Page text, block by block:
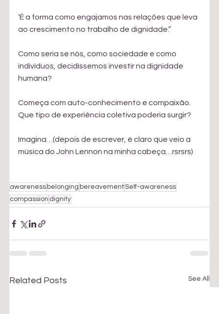
‘É a forma como engajamos nas relações que leva
ao crescimento no trabalho de dignidade.”
Como seria se nós, como sociedade e como
indivíduos, decidíssemos investir na dignidade
humana?
Começa com auto-conhecimento e compaixão.
Que tipo de experiência coletiva poderia surgir?
Imagina…(depois de escrever, é claro que veio a
música do John Lennon na minha cabeça…rsrsrs)
awareness belonging bereavementSelf-awareness
compassion dignity
Related Posts See All